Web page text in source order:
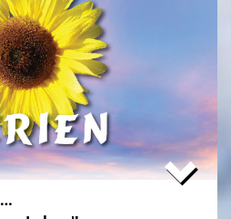
der Familie mit
GrĂźn-Ambiente, mit
'Green Tour Lobau'
Auen', mit romantischem
am knisternden Lagerfeuer
Ihre Buchung!